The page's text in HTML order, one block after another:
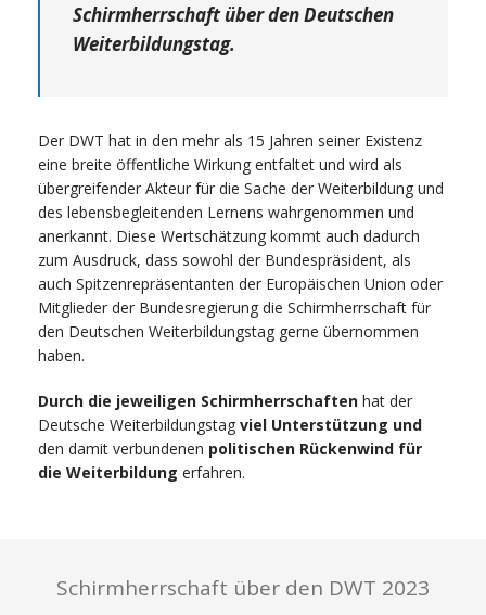
Schirmherrschaft über den Deutschen
Weiterbildungstag.
Der DWT hat in den mehr als 15 Jahren seiner Existenz
eine breite öffentliche Wirkung entfaltet und wird als
übergreifender Akteur für die Sache der Weiterbildung und
des lebensbegleitenden Lernens wahrgenommen und
anerkannt. Diese Wertschätzung kommt auch dadurch
zum Ausdruck, dass sowohl der Bundespräsident, als
auch Spitzenrepräsentanten der Europäischen Union oder
Mitglieder der Bundesregierung die Schirmherrschaft für
den Deutschen Weiterbildungstag gerne übernommen
haben.
Durch die jeweiligen Schirmherrschaften hat der
Deutsche Weiterbildungstag viel Unterstützung und
den damit verbundenen politischen Rückenwind für
die Weiterbildung erfahren.
Schirmherrschaft über den DWT 2023